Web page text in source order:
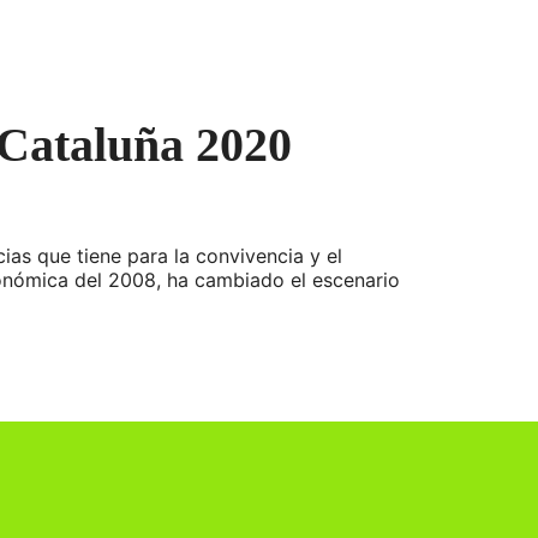
2020
que tiene para la convivencia y el
del 2008, ha cambiado el escenario